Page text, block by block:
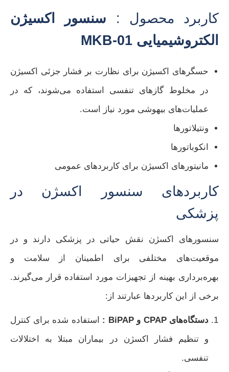
کاربرد محصول : سنسور اکسیژن
الکتروشیمیایی MKB-01
حسگرهای اکسیژن برای نظارت بر فشار جزئی اکسیژن
در مخلوط گازهای تنفسی استفاده می‌شوند، که در
عملیات‌های بیهوشی مورد نیاز است.
ونتیلاتورها
انکوباتورها
مانیتورهای اکسیژن برای کاربردهای عمومی
کاربردهای سنسور اکسژن در
پزشکی
سنسورهای اکسژن نقش حیاتی در پزشکی دارند و در
موقعیت‌های مختلفی برای اطمینان از سلامت و
بهره‌برداری بهینه از تجهیزات مورد استفاده قرار می‌گیرند.
برخی از این کاربردها عبارتند از:
دستگاه‌های CPAP و BiPAP :
استفاده شده برای کنترل
و تنظیم فشار اکسژن در بیماران مبتلا به اختلالات
تنفسی.